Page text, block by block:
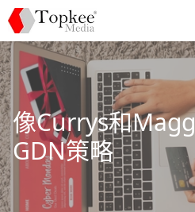
像Currys和
GDN策略